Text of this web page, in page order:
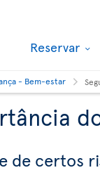
Reservar
- Bem-estar
de certos